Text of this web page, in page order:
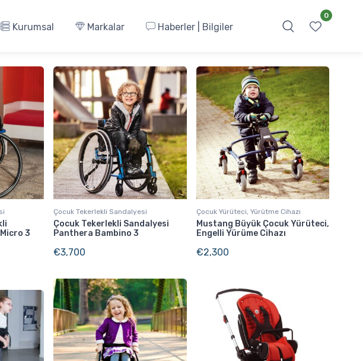
0
Kurumsal Markalar Haberler | Bilgiler
3
Çocuk Tekerlekli Sandalyesi
Çocuk Tekerlekli Sandalyesi
Panthera Bambino 3
€3,700
Çocuk Yürüteci, Yürütme Cihazı
Mustang Büyük Çocuk Yürüteci,
Engelli Yürüme Cihazı
€2,300